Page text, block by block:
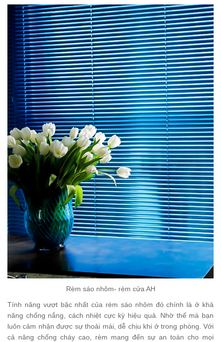
Rèm sáo nhôm- rèm cửa AH
Tính năng vượt bậc nhất của rèm sáo nhôm đó chính là ở khả
năng chống nắng, cách nhiệt cực kỳ hiệu quả. Nhờ thế mà bạn
luôn cảm nhận được sự thoải mái, dễ chịu khi ở trong phòng. Với
cả năng chống cháy cao, rèm mang đến sự an toàn cho mọi